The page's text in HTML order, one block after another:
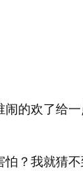
的欢了给
？我就猜